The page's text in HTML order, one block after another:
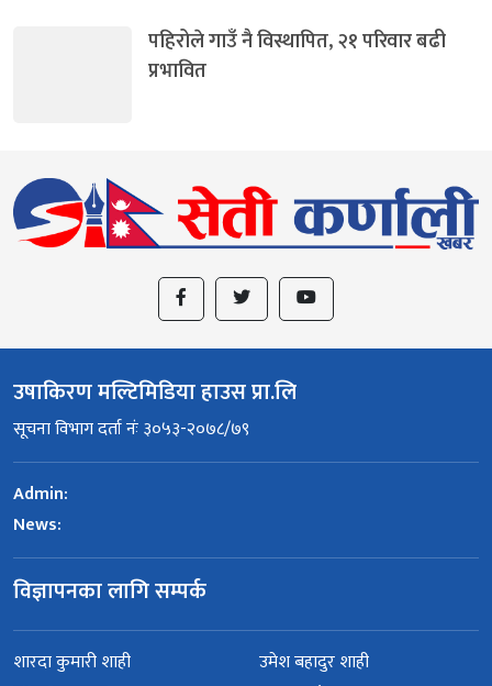
पहिरोले गाउँ नै विस्थापित, २१ परिवार बढी
प्रभावित
उषाकिरण मल्टिमिडिया हाउस प्रा.लि
सूचना विभाग दर्ता नंः ३०५३-२०७८/७९
Admin:
News:
विज्ञापनका लागि सम्पर्क
शारदा कुमारी शाही
उमेश बहादुर शाही